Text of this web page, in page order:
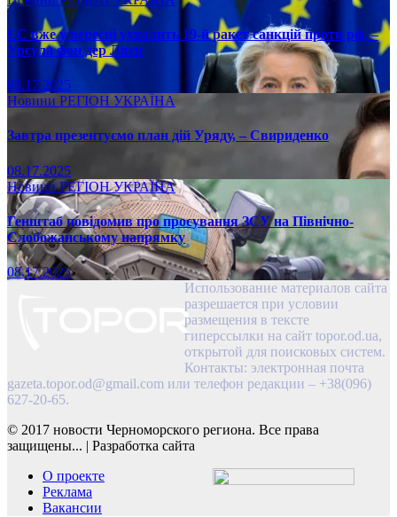
ЄС вже у вересні ухвалить 19-й ракет санкцій проти рф, –
Урсула фон дер Ляєн
08.17.2025
Новини РЕГІОН УКРАЇНА
Завтра презентуємо план дій Уряду, – Свириденко
08.17.2025
НовиниРЕГІОНУКРАЇНА
Генштаб повідомив про просування ЗСУ на Північно-
Слобожанському напрямку
08.17.2025
Использование материалов сайта
разрешается при условии
размещения в тексте
гиперссылки на сайт topor.od.ua,
открытой для поисковых систем.
Контакты: электронная почта
gazeta.topor.od@gmail.com или телефон редакции – +38(096)
627-20-65.
© 2017 новости Черноморского региона. Все права
защищены... | Разработка сайта
О проекте
Реклама
Вакансии